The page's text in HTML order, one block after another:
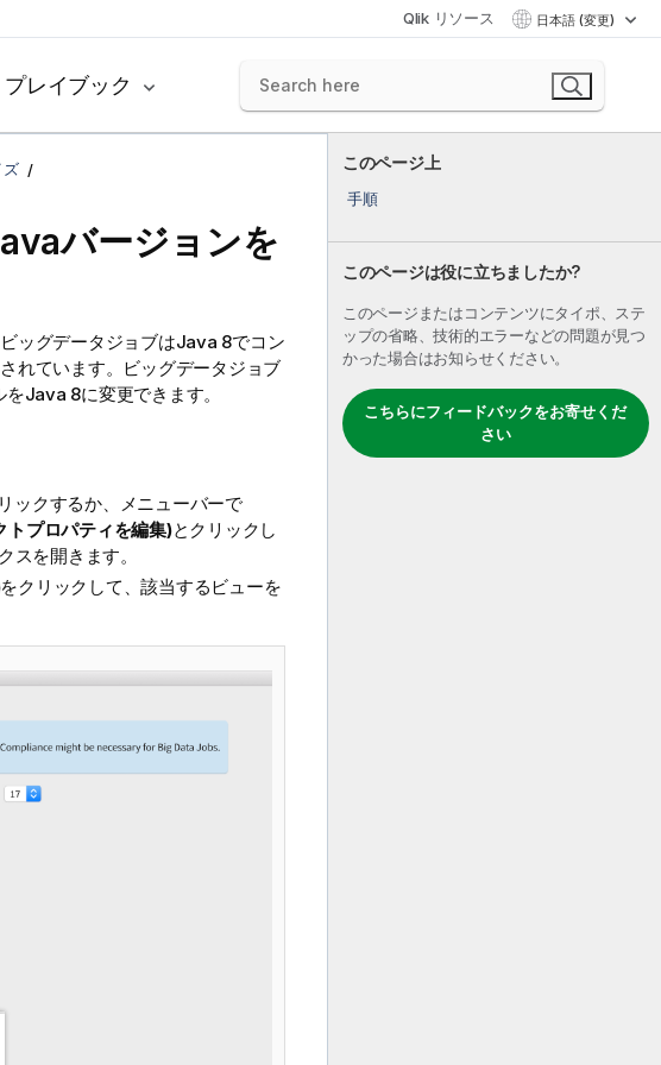
Qlik リソース 日本語 (変更)
プレイブック
このページ上
手順
このページは役に立ちましたか?
このページまたはコンテンツにタイポ、ステ
ップの省略、技術的エラーなどの問題が見つ
かった場合はお知らせください。
こちらにフィードバックをお寄せくだ
さい
ズ
バージョンを
ッグデータジョブはJava 8でコン
れています。ビッグデータジョブ
Java 8に変更できます。
ックするか、メニューバーで
プロパティを編集)とクリックし
スを開きます。
をクリックして、該当するビューを